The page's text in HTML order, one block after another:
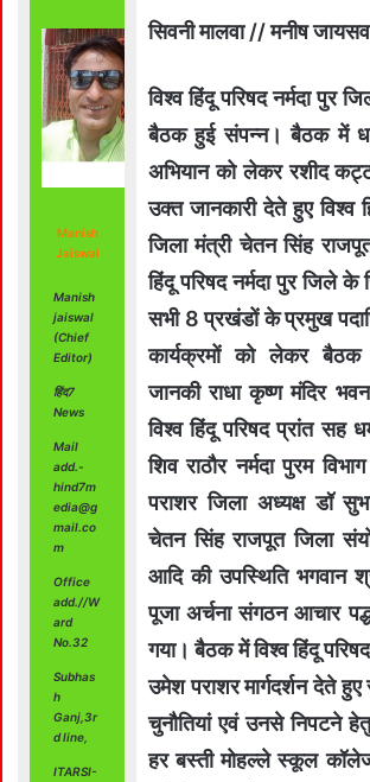
Manish
Jaiswal
Manish
jaiswal
(Chief
Editor)
हिंद7
News
Mail
add.-
hind7m
edia@g
mail.co
m
Office
add.//W
ard
No.32
Subhas
h
Ganj,3r
d line,
ITARSI-
सिवनी मालवा // मनीष
विश्व हिंदू परिषद नर्मदा पुर
बैठक हुई संपन्न। बैठक में
अभियान को लेकर रशीद
उक्त जानकारी देते हुए विश्व
जिला मंत्री चेतन सिंह
हिंदू परिषद नर्मदा पुर जिले के
सभी 8 प्रखंडों के प्रमुख
कार्यक्रमों को लेकर बैठक
जानकी राधा कृष्ण मंदिर
विश्व हिंदू परिषद प्रांत सह
शिव राठौर नर्मदा पुरम
पराशर जिला अध्यक्ष डॉ
चेतन सिंह राजपूत जिला
आदि की उपस्थिति भगवान
पूजा अर्चना संगठन आचार
गया। बैठक में विश्व हिंदू
उमेश पराशर मार्गदर्शन देते
चुनौतियां एवं उनसे निपटने
हर बस्ती मोहल्ले स्कूल